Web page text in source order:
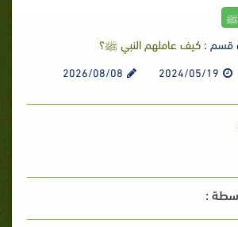
ﷺ
قسم : كيف عاملهم النبي ﷺ؟
2024/05/19
2026/08/08
: